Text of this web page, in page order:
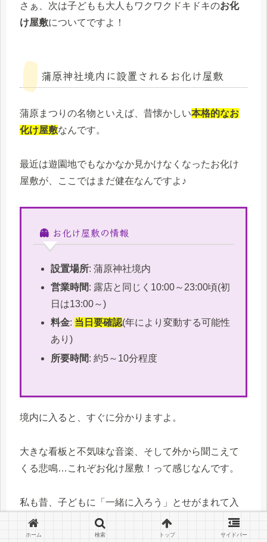
さぁ、次は子どもも大人もワクワクドキドキのお化
け屋敷についてですよ！
蒲原神社境内に設置されるお化け屋敷
蒲原まつりの名物といえば、昔懐かしい本格的なお
化け屋敷なんです。
最近は遊園地でもなかなか見かけなくなったお化け
屋敷が、ここではまだ健在なんですよ♪
👻 お化け屋敷の情報
設置場所: 蒲原神社境内
営業時間: 露店と同じく10:00～23:00頃(初
日は13:00～)
料金: 当日要確認(年により変動する可能性
あり)
所要時間: 約5～10分程度
境内に入ると、すぐに分かりますよ。
大きな看板と不気味な音楽、そして外から聞こえて
くる悲鳴…これぞお化け屋敷！って感じなんです。
私も昔、子どもに「一緒に入ろう」とせがまれて入
ったことがあるんですが、正直言って大人でもけっ
こう怖いんですよね(笑)
ホーム 検索 トップ サイドバー